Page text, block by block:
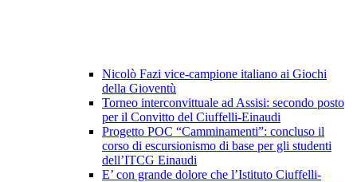
Nicolò Fazi vice-campione italiano ai Giochi
della Gioventù
Torneo interconvittuale ad Assisi: secondo posto
per il Convitto del Ciuffelli-Einaudi
Progetto POC “Camminamenti”: concluso il
corso di escursionismo di base per gli studenti
dell’ITCG Einaudi
E’ con grande dolore che l’Istituto Ciuffelli-